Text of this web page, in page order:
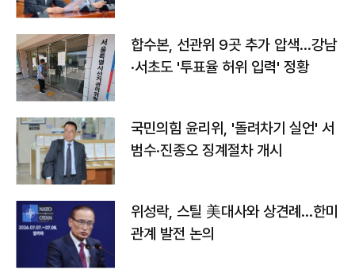
합수본, 선관위 9곳 추가 압색…강남
·서초도 '투표율 허위 입력' 정황
국민의힘 윤리위, '돌려차기 실언' 서
범수·진종오 징계절차 개시
위성락, 스틸 美대사와 상견례…한미
관계 발전 논의